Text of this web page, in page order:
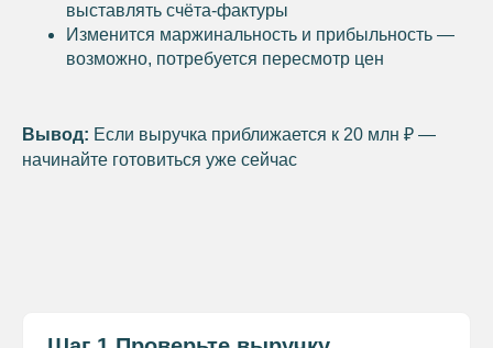
выставлять счёта-фактуры
Изменится маржинальность и прибыльность —
возможно, потребуется пересмотр цен
Вывод: Если выручка приближается к 20 млн ₽ —
начинайте готовиться уже сейчас